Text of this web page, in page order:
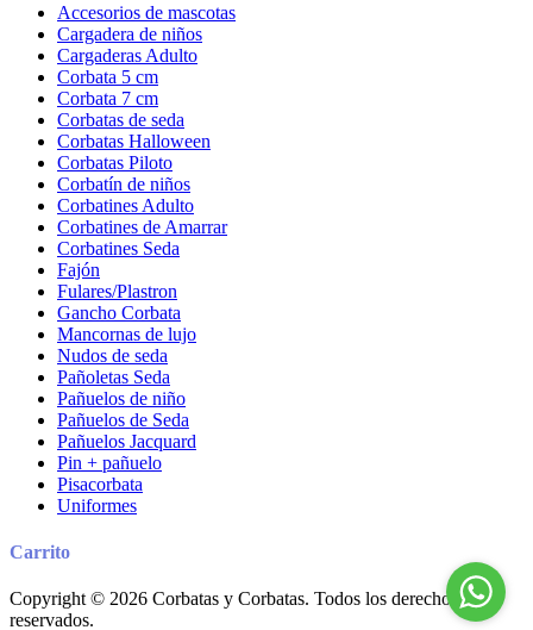
Accesorios de mascotas
Cargadera de niños
Cargaderas Adulto
Corbata 5 cm
Corbata 7 cm
Corbatas de seda
Corbatas Halloween
Corbatas Piloto
Corbatín de niños
Corbatines Adulto
Corbatines de Amarrar
Corbatines Seda
Fajón
Fulares/Plastron
Gancho Corbata
Mancornas de lujo
Nudos de seda
Pañoletas Seda
Pañuelos de niño
Pañuelos de Seda
Pañuelos Jacquard
Pin + pañuelo
Pisacorbata
Uniformes
Carrito
Copyright © 2026 Corbatas y Corbatas. Todos los derechos
reservados.